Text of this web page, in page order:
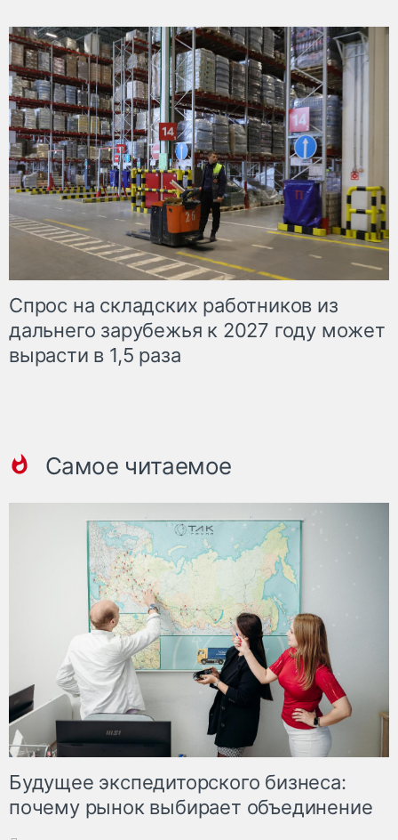
Спрос на складских работников из
дальнего зарубежья к 2027 году может
вырасти в 1,5 раза
Самое читаемое
Будущее экспедиторского бизнеса:
почему рынок выбирает объединение